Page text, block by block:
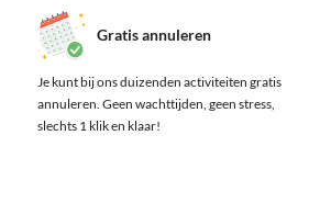
Gratis annuleren
Je kunt bij ons duizenden activiteiten gratis
annuleren. Geen wachttijden, geen stress,
slechts 1 klik en klaar!